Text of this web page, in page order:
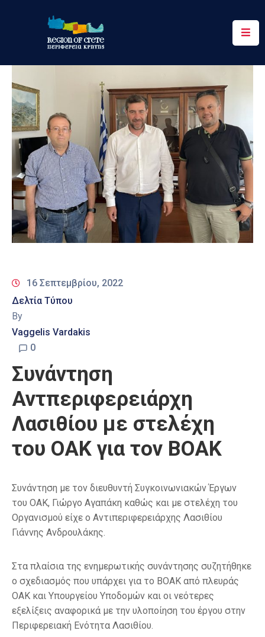
Περιφέρεια
Έργα
&
Δράσεις
Ψηφιακές
Υπηρεσίες
Επικοινωνία
16 Σεπτεμβρίου, 2022
Δελτία Τύπου
By
Vaggelis Vardakis
0
Συνάντηση
Αντπεριφερειάρχη
Λασιθίου με στελέχη
του ΟΑΚ για τον ΒΟΑΚ
Συνάντηση με τον διευθυντή Συγκοινωνιακών Έργων
του ΟΑΚ, Γιώργο Αγαπάκη καθώς και με στελέχη του
Οργανισμού είχε ο Αντιπεριφερειάρχης Λασιθίου
Γιάννης Ανδρουλάκης.
Στα πλαίσια της ενημερωτικής συνάντησης συζητήθηκε
ο σχεδιασμός που υπάρχει για το ΒΟΑΚ από πλευράς
ΟΑΚ και Υπουργείου Υποδομών και οι νεότερες
εξελίξεις αναφορικά με την υλοποίηση του έργου στην
Περιφερειακή Ενότητα Λασιθίου.